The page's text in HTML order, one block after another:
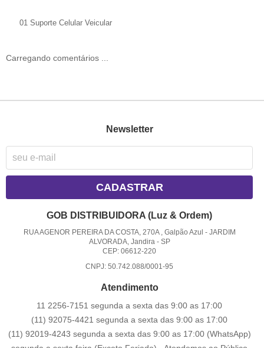
01 Suporte Celular Veicular
Carregando comentários ...
Newsletter
CADASTRAR
GOB DISTRIBUIDORA (Luz & Ordem)
RUA AGENOR PEREIRA DA COSTA, 270A , Galpão Azul - JARDIM
ALVORADA, Jandira- SP
CEP: 06612-220
CNPJ: 50.742.088/0001-95
Atendimento
11 2256-7151 segunda a sexta das 9:00 as 17:00
(11) 92075-4421 segunda a sexta das 9:00 as 17:00
(11) 92019-4243 segunda a sexta das 9:00 as 17:00 (WhatsApp)